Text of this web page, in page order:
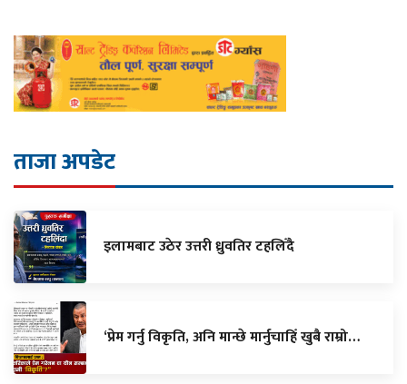
ताजा अपडेट
इलामबाट उठेर उत्तरी ध्रुवतिर टहलिँदै
‘प्रेम गर्नु विकृति, अनि मान्छे मार्नुचाहिँ खुबै राम्रो…